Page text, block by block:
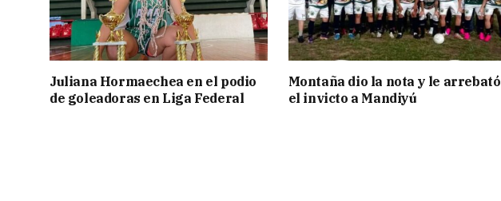
Juliana Hormaechea en el podio
de goleadoras en Liga Federal
Montaña dio la nota y le arrebató
el invicto a Mandiyú